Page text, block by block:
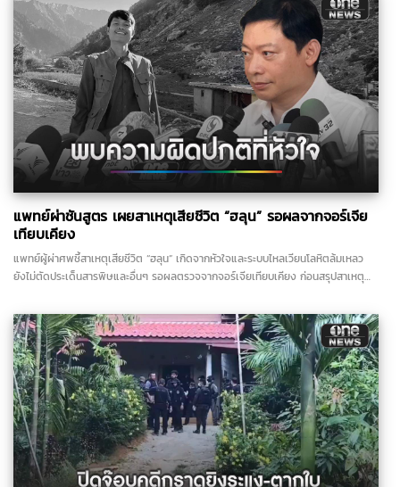
แพทย์ผ่าชันสูตร เผยสาเหตุเสียชีวิต “ฮลุน” รอผลจากจอร์เจีย
เทียบเคียง
แพทย์ผู้ผ่าศพชี้สาเหตุเสียชีวิต “ฮลุน” เกิดจากหัวใจและระบบไหลเวียนโลหิตล้มเหลว
ยังไม่ตัดประเด็นสารพิษและอื่นๆ รอผลตรวจจากจอร์เจียเทียบเคียง ก่อนสรุปสาเหตุ